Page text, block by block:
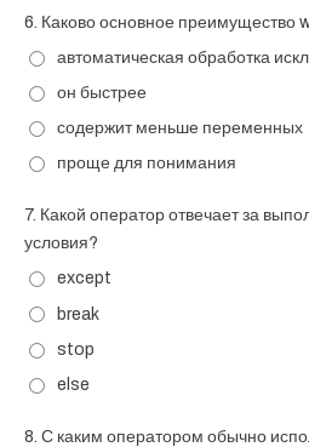
6. Каково основное преимущество
автоматическая обработка
он быстрее
содержит меньше переменных
проще для понимания
7. Какой оператор отвечает за
условия?
except
break
stop
else
8. С каким оператором обычно